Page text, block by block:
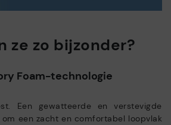
ze zo bijzonder?
Foam-technologie
Een gewatteerde en verstevigde
om een zacht en comfortabel loopvlak